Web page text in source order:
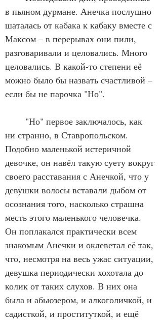
в пьяном дурмане. Анечка послушно
шаталась от кабака к кабаку вместе с
Максом – в перерывах они пили,
разговаривали и целовались. Много
целовались. В какой-то степени её
можно было бы назвать счастливой –
если бы не парочка "Но".
ни странно, в Ставропольском.
Подобно маленькой истеричной
девочке, он навёл такую суету вокруг
своего расставания с Анечкой, что у
девушки волосы вставали дыбом от
осознания того, насколько страшна
месть этого маленького человечка.
Он поплакался практически всем
знакомым Анечки и оклеветал её так,
что, несмотря на весь ужас ситуации,
девушка периодически хохотала до
колик от таких слухов. В них она
была и абьюзером, и алкоголичкой, и
садисткой, и проституткой, и ещё